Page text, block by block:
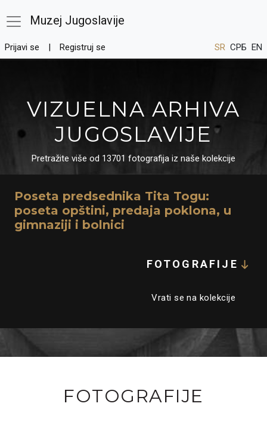
Muzej Jugoslavije
Prijavi se Registruj se SR СРБ EN
VIZUELNA ARHIVA
JUGOSLAVIJE
Pretražite više od 13701 fotografija iz naše kolekcije
Poseta predsednika Tita Togu:
poseta opštini, predaja poklona, u
gimnaziji i bolnici
FOTOGRAFIJE
Vrati se na kolekcije
FOTOGRAFIJE